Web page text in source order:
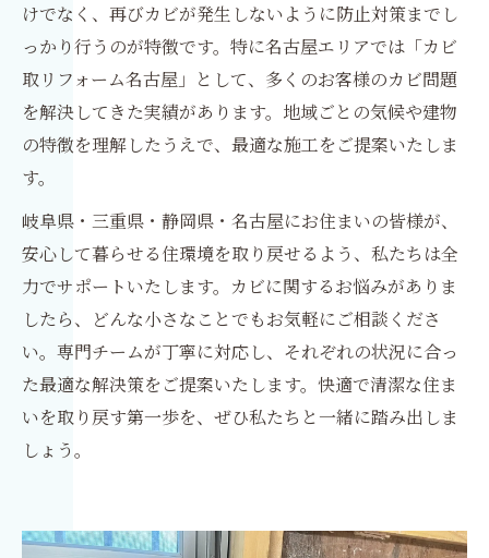
けでなく、再びカビが発生しないように防止対策までし
っかり行うのが特徴です。特に名古屋エリアでは「カビ
取リフォーム名古屋」として、多くのお客様のカビ問題
を解決してきた実績があります。地域ごとの気候や建物
の特徴を理解したうえで、最適な施工をご提案いたしま
す。
岐阜県・三重県・静岡県・名古屋にお住まいの皆様が、
安心して暮らせる住環境を取り戻せるよう、私たちは全
力でサポートいたします。カビに関するお悩みがありま
したら、どんな小さなことでもお気軽にご相談くださ
い。専門チームが丁寧に対応し、それぞれの状況に合っ
た最適な解決策をご提案いたします。快適で清潔な住ま
いを取り戻す第一歩を、ぜひ私たちと一緒に踏み出しま
しょう。